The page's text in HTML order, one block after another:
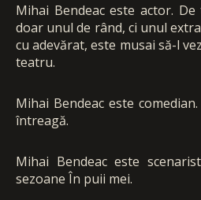
Mihai Bendeac este actor.
doar unul de rând, ci unul
cu adevărat, este musai să-l
teatru.
Mihai Bendeac este
întreagă.
Mihai Bendeac este
sezoane În puii mei.